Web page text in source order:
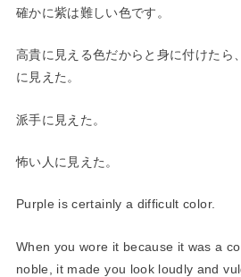
確かに紫は難しい色です。
高貴に見える色だからと身に付けたら
に見 えた。
派手に見えた。
怖い人に見えた。
Purple is certainly a difficult color.
When you wore it because it was a
noble, it made you look loudly and